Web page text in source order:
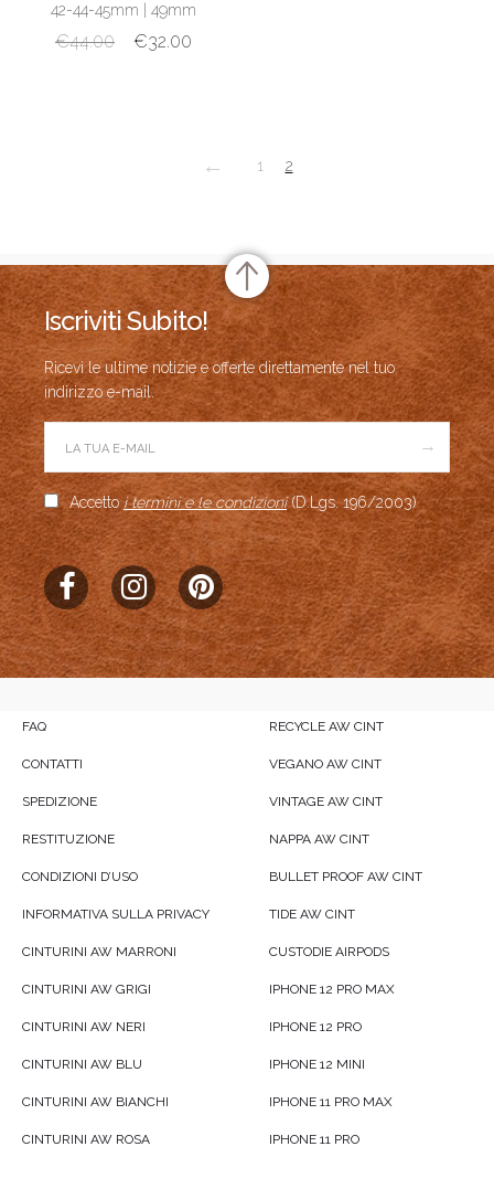
42-44-45mm 49mm
€44.00 €32.00
← 1 2
Iscriviti Subito!
Ricevi le ultime notizie e offerte direttamente nel tuo
indirizzo e-mail.
→
Accetto i termini e le condizioni(D.Lgs. 196/2003)
FAQ
CONTATTI
SPEDIZIONE
RESTITUZIONE
CONDIZIONI D’USO
INFORMATIVA SULLA PRIVACY
CINTURINI AW MARRONI
CINTURINI AW GRIGI
CINTURINI AW NERI
CINTURINI AW BLU
CINTURINI AW BIANCHI
CINTURINI AW ROSA
RECYCLE AW CINT
VEGANO AW CINT
VINTAGE AW CINT
NAPPA AW CINT
BULLET PROOF AW CINT
TIDE AW CINT
CUSTODIE AIRPODS
IPHONE 12 PRO MAX
IPHONE 12 PRO
IPHONE 12 MINI
IPHONE 11 PRO MAX
IPHONE 11 PRO